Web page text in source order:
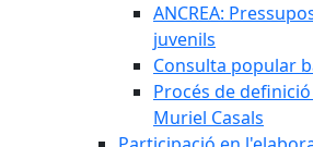
ANCREA:
juvenils
Consulta popular
Procés de
Muriel Casals